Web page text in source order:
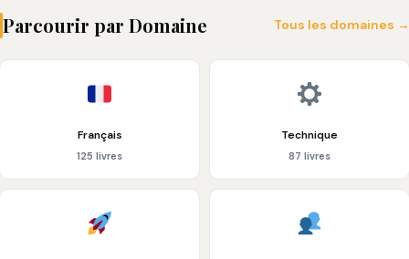
Parcourir par Domaine Tous les domaines →
Français
125 livres
Technique
87 livres